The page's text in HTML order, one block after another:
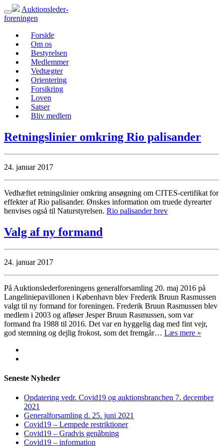
Auktionsleder-
foreningen
Forside
Om os
Bestyrelsen
Medlemmer
Vedtægter
Orientering
Forsikring
Loven
Satser
Bliv medlem
Retningslinier omkring Rio palisander
24. januar 2017
Vedhæftet retningslinier omkring ansøgning om CITES-certifikat for
effekter af Rio palisander. Ønskes information om truede dyrearter
henvises også til Naturstyrelsen. Rio palisander brev
Valg af ny formand
24. januar 2017
På Auktionslederforeningens generalforsamling 20. maj 2016 på
Langeliniepavillonen i København blev Frederik Bruun Rasmussen
valgt til ny formand for foreningen. Frederik Bruun Rasmussen blev
medlem i 2003 og afløser Jesper Bruun Rasmussen, som var
formand fra 1988 til 2016. Det var en hyggelig dag med fint vejr,
god stemning og dejlig frokost, som det fremgår… Læs mere »
Seneste Nyheder
Opdatering vedr. Covid19 og auktionsbranchen 7. december
2021
Generalforsamling d. 25. juni 2021
Covid19 – Lempede restriktioner
Covid19 – Gradvis genåbning
Covid19 – information